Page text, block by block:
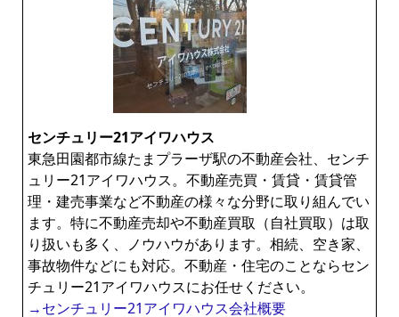
センチュリー21アイワハウス
東急田園都市線たまプラーザ駅の不動産会社、センチ
ュリー21アイワハウス。不動産売買・賃貸・賃貸管
理・建売事業など不動産の様々な分野に取り組んでい
ます。特に不動産売却や不動産買取（自社買取）は取
り扱いも多く、ノウハウがあります。相続、空き家、
事故物件などにも対応。不動産・住宅のことならセン
チュリー21アイワハウスにお任せください。
→センチュリー21アイワハウス会社概要